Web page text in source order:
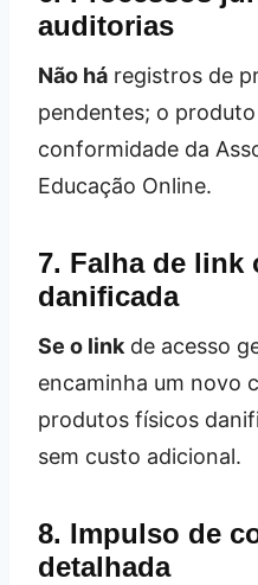
auditorias
Não há registros de
pendentes; o
conformidade da
Educação Online.
7. Falha de link
danificada
Se o link de acesso
encaminha um novo
produtos físicos
sem custo adicional.
8. Impulso de
detalhada